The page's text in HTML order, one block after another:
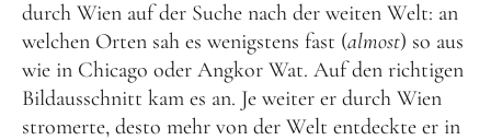
durch Wien auf der Suche nach der weiten Welt: an
welchen Orten sah es wenigstens fast (almost) so aus
wie in Chicago oder Angkor Wat. Auf den richtigen
Bildausschnitt kam es an. Je weiter er durch Wien
stromerte, desto mehr von der Welt entdeckte er in